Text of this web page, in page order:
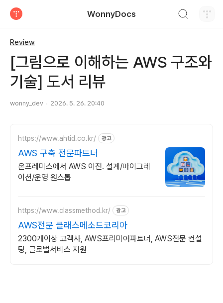
WonnyDocs
Review
[그림으로 이해하는 AWS 구조와
기술] 도서 리뷰
wonny_dev 2026. 5. 26. 20:40
https://www.ahtid.co.kr/ 광고
AWS 구축 전문파트너
온프레미스에서 AWS 이전. 설계/마이그레
이션/운영 원스톱
https://www.classmethod.kr/ 광고
AWS전문 클래스메소드코리아
2300개이상 고객사, AWS프리미어파트너, AWS전문 컨설
팅, 글로벌서비스 지원